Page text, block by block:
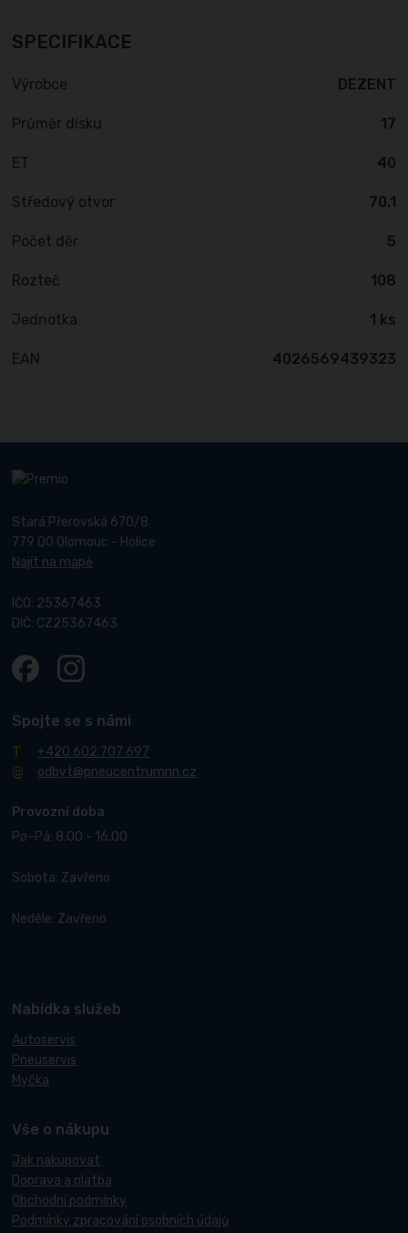
SPECIFIKACE
Výrobce DEZENT
Průměr disku 17
ET 40
Středový otvor 70.1
Počet děr 5
Rozteč 108
Jednotka 1 ks
EAN 4026569439323
Stará Přerovská 670/8
779 00 Olomouc - Holice
Najít na mapě
IČO: 25367463
DIČ: CZ25367463
Spojte se s námi
+420 602 707 697
odbyt@pneucentrumnn.cz
Provozní doba
Po–Pá: 8.00 - 16.00
Sobota: Zavřeno
Neděle: Zavřeno
Nabídka služeb
Autoservis
Pneuservis
Myčka
Vše o nákupu
Jak nakupovat
Doprava a platba
Obchodní podmínky
Podmínky zpracování osobních údajů